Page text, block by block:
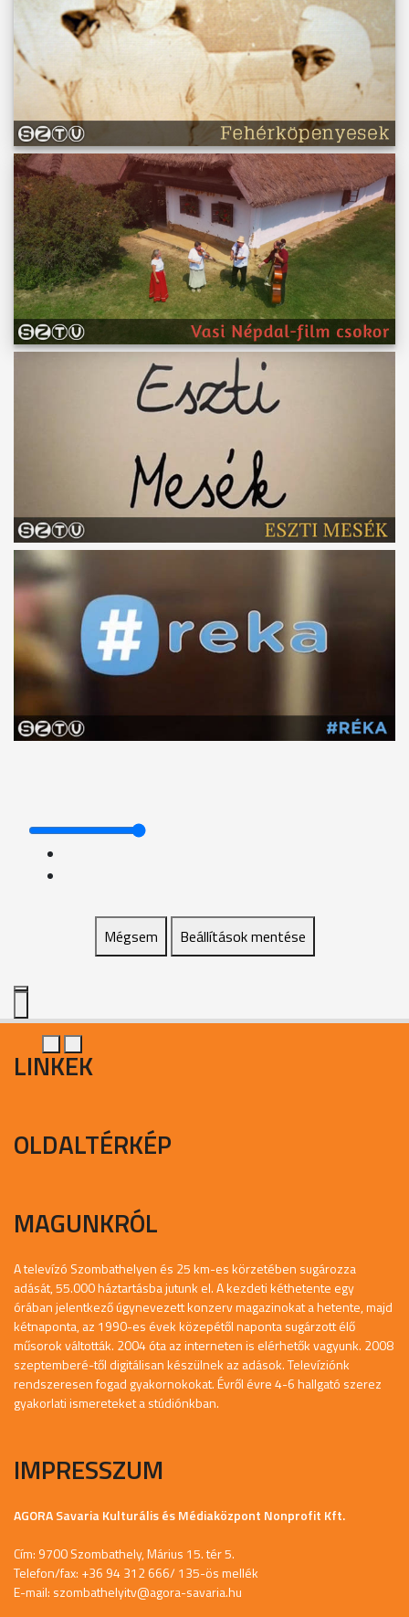
Mégsem Beállítások mentése
LINKEK
OLDALTÉRKÉP
MAGUNKRÓL
A televízó Szombathelyen és 25 km-es körzetében sugározza
adását, 55.000 háztartásba jutunk el. A kezdeti kéthetente egy
órában jelentkező úgynevezett konzerv magazinokat a hetente, majd
kétnaponta, az 1990-es évek közepétől naponta sugárzott élő
műsorok váltották. 2004 óta az interneten is elérhetők vagyunk. 2008
szeptemberé-től digitálisan készülnek az adások. Televíziónk
rendszeresen fogad gyakornokokat. Évről évre 4-6 hallgató szerez
gyakorlati ismereteket a stúdiónkban.
IMPRESSZUM
AGORA Savaria Kulturális és Médiaközpont Nonprofit Kft.
Cím: 9700 Szombathely, Márius 15. tér 5.
Telefon/fax: +36 94 312 666/ 135-ös mellék
E-mail: szombathelyitv@agora-savaria.hu